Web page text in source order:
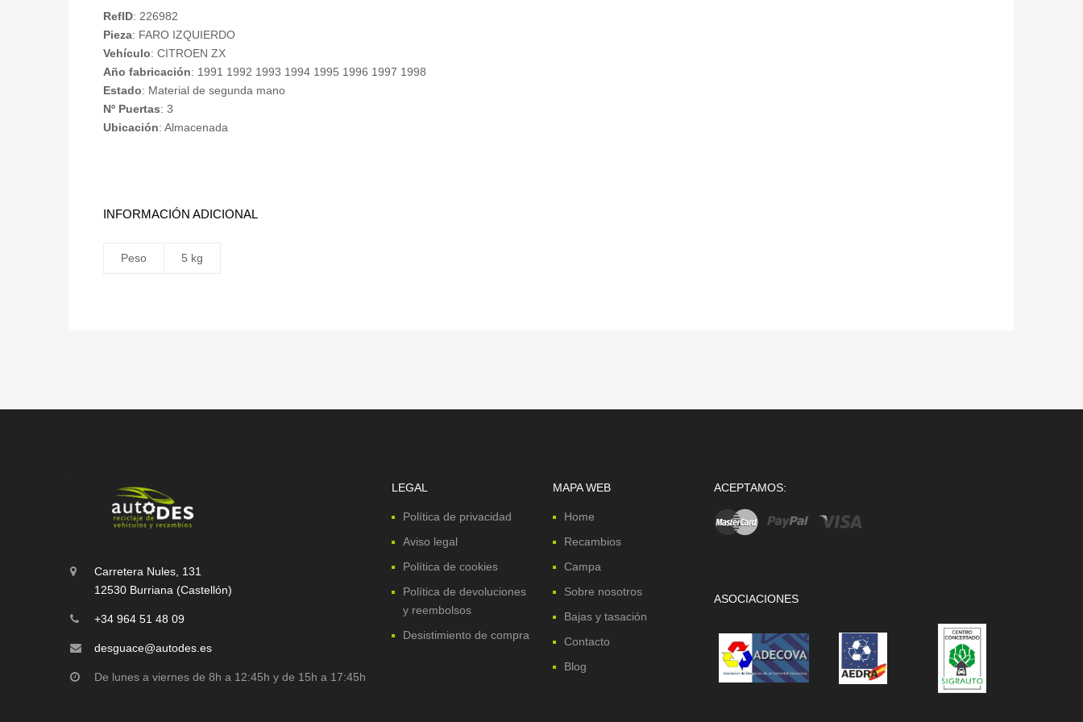
RefID: 226982
Pieza: FARO IZQUIERDO
Vehículo: CITROEN ZX
Año fabricación: 1991 1992 1993 1994 1995 1996 1997 1998
Estado: Material de segunda mano
Nº Puertas: 3
Ubicación: Almacenada
INFORMACIÓN ADICIONAL
Peso 5 kg
Carretera Nules, 131
12530 Burriana (Castellón)
+34 964 51 48 09
desguace@autodes.es
De lunes a viernes de 8h a 12:45h y de 15h a 17:45h
LEGAL
Política de privacidad
Aviso legal
Política de cookies
Política de devoluciones
y reembolsos
Desistimiento de compra
MAPA WEB
Home
Recambios
Campa
Sobre nosotros
Bajas y tasación
Contacto
Blog
ACEPTAMOS:
ASOCIACIONES